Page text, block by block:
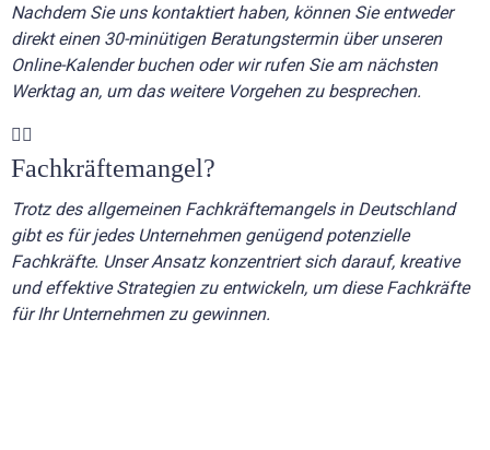
Nachdem Sie uns kontaktiert haben, können Sie entweder
direkt einen 30-minütigen Beratungstermin über unseren
Online-Kalender buchen oder wir rufen Sie am nächsten
Werktag an, um das weitere Vorgehen zu besprechen.
Fachkräftemangel?
Trotz des allgemeinen Fachkräftemangels in Deutschland
gibt es für jedes Unternehmen genügend potenzielle
Fachkräfte. Unser Ansatz konzentriert sich darauf, kreative
und effektive Strategien zu entwickeln, um diese Fachkräfte
für Ihr Unternehmen zu gewinnen.